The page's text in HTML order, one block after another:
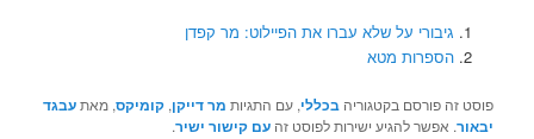
גיבורי על שלא עברו את הפיילוט: מר קפדן
הספרות מטא
פוסט זה פורסם בקטגוריהבכללי, עם התגיות מר דייקן,קומיקס, מאתעבגד
יבאור. אפשר להגיע ישירות לפוסט זהעם קישור ישיר.